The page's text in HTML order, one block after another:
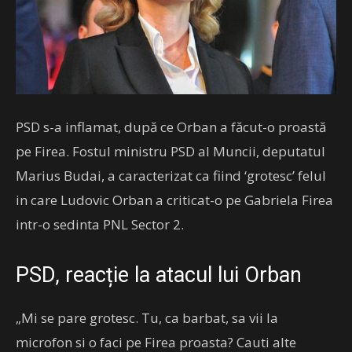
PSD s-a inflamat, după ce Orban a făcut-o proastă
pe Firea. Fostul ministru PSD al Muncii, deputatul
Marius Budai, a caracterizat ca fiind ‘grotesc’ felul
in care Ludovic Orban a criticat-o pe Gabriela Firea
intr-o sedinta PNL Sector 2.
PSD, reacție la atacul lui Orban
„Mi se pare grotesc. Tu, ca barbat, sa vii la
microfon si o faci pe Firea proasta? Cauti alte